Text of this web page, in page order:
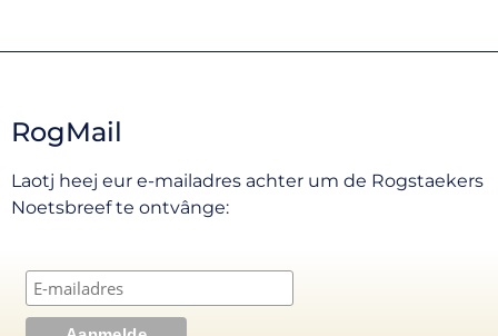
RogMail
Laotj heej eur e-mailadres achter um de Rogstaekers
Noetsbreef te ontvânge: